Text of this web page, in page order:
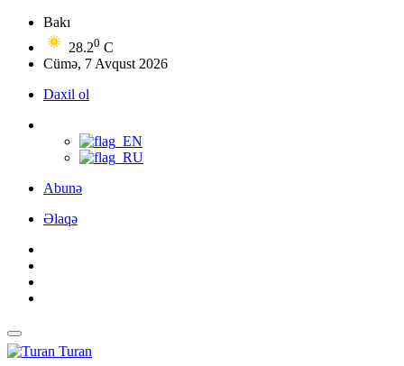
Bakı
28.20 C
Cümə, 7 Avqust 2026
Daxil ol
Abunə
Əlaqə
Turan